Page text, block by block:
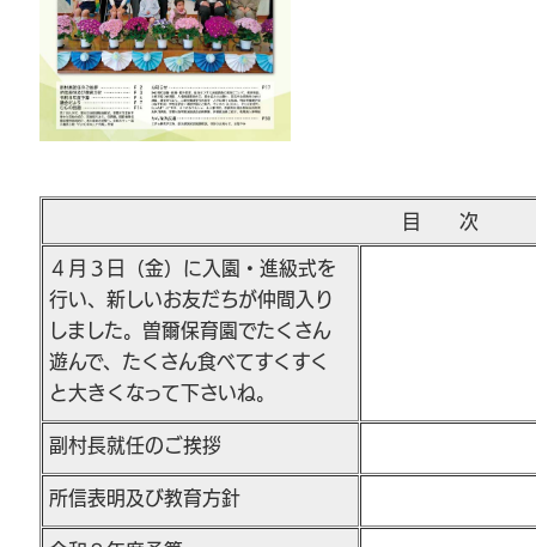
目 次
４月３日（金）に入園・進級式を
行い、新しいお友だちが仲間入り
しました。曽爾保育園でたくさん
遊んで、たくさん食べてすくすく
と大きくなって下さいね。
副村長就任のご挨拶
所信表明及び教育方針